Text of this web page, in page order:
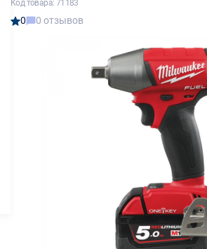
Код товара: 71183
0 0 отзывов